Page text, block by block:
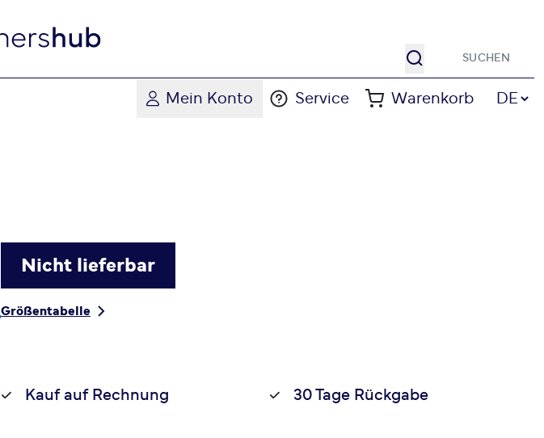
Suche
Mein Konto Service Warenkorb Sprache
DE
Nicht lieferbar
Größentabelle
Kauf auf Rechnung 30 Tage Rückgabe